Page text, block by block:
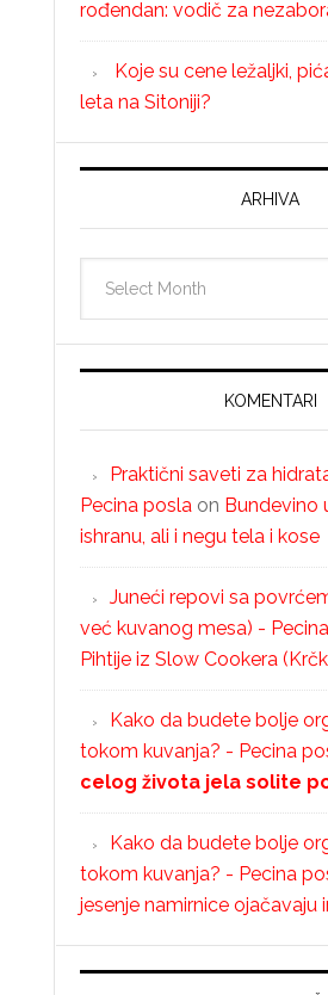
rođendan: vodič za
Koje su cene ležaljki,
leta na Sitoniji?
ARHIVA
KOMENTARI
Praktični saveti za
Pecina posla on Bundevino
ishranu, ali i negu tela i kose
Juneći repovi sa
već kuvanog mesa) -
Pihtije iz Slow Cookera
Kako da budete bolje
tokom kuvanja? - Pecina
celog života jela solite
Kako da budete bolje
tokom kuvanja? - Pecina
jesenje namirnice ojačavaju